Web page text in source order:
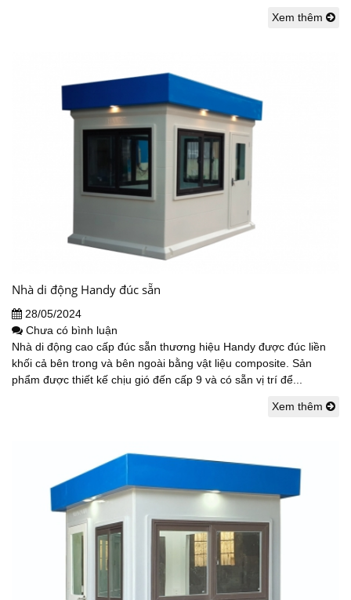
Xem thêm
Nhà di động Handy đúc sẵn
28/05/2024
Chưa có bình luận
Nhà di động cao cấp đúc sẵn thương hiệu Handy được đúc liền
khối cả bên trong và bên ngoài bằng vật liệu composite. Sản
phẩm được thiết kế chịu gió đến cấp 9 và có sẵn vị trí để...
Xem thêm